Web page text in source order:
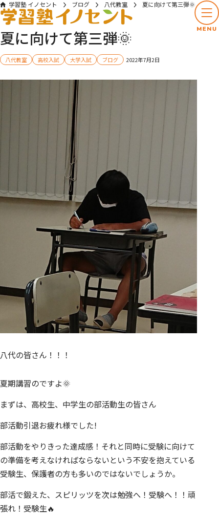
MENU
学習塾 イノセント ブログ 八代教室 夏に向けて第三弾🌞
夏に向けて第三弾🌞
八代教室 高校入試 大学入試 ブログ 2022年7月2日
八代の皆さん！！！
夏期講習のですよ🌞
まずは、高校生、中学生の部活動生の皆さん
部活動引退お疲れ様でした!
部活動をやりきった達成感！それと同時に受験に向けて
の準備を考えなければならないという不安を抱えている
受験生、保護者の方も多いのではないでしょうか。
部活で鍛えた、スピリッツを次は勉強へ！受験へ！！頑
張れ！受験生🔥